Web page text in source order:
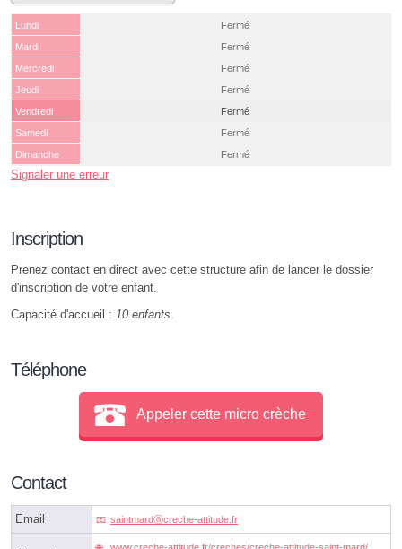
Lundi
Fermé
Mardi
Fermé
Mercredi
Fermé
Jeudi
Fermé
Vendredi
Fermé
Samedi
Fermé
Dimanche
Fermé
Signaler une erreur
Inscription
Prenez contact en direct avec cette structure afin de lancer le dossier
d'inscription de votre enfant.
Capacité d'accueil : 10 enfants
Téléphone
Appeler cette micro crèche
Contact
Email saintmardⓐcreche-attitude.fr
www.creche-attitude.fr/creches/creche-attitude-saint-mard/